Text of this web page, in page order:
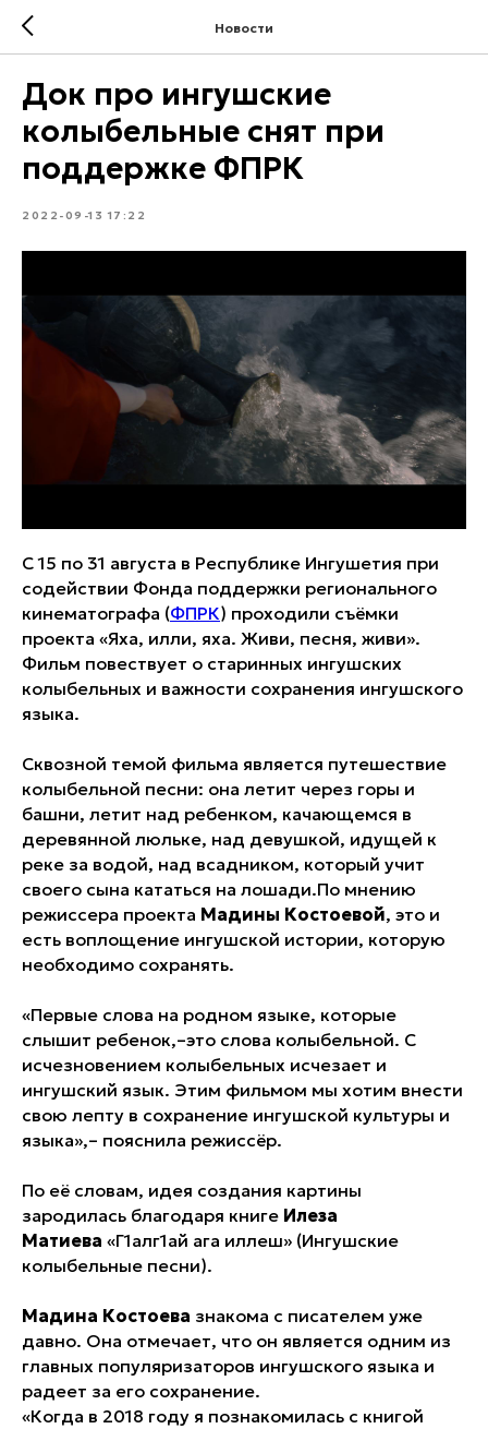
Новости
Док про ингушские
колыбельные снят при
поддержке ФПРК
2022-09-13 17:22
С 15 по 31 августа в Республике Ингушетия при
содействии Фонда поддержки регионального
кинематографа (ФПРК) проходили съёмки
проекта «Яха, илли, яха. Живи, песня, живи».
Фильм повествует о старинных ингушских
колыбельных и важности сохранения ингушского
языка.
Сквозной темой фильма является путешествие
колыбельной песни: она летит через горы и
башни, летит над ребенком, качающемся в
деревянной люльке, над девушкой, идущей к
реке за водой, над всадником, который учит
своего сына кататься на лошади.По мнению
режиссера проекта Мадины Костоевой, это и
есть воплощение ингушской истории, которую
необходимо сохранять.
«Первые слова на родном языке, которые
слышит ребенок,–это слова колыбельной. С
исчезновением колыбельных исчезает и
ингушский язык. Этим фильмом мы хотим внести
свою лепту в сохранение ингушской культуры и
языка»,– пояснила режиссёр.
По её словам, идея создания картины
зародилась благодаря книге Илеза
Матиева «Г1алг1ай ага иллеш» (Ингушские
колыбельные песни).
Мадина Костоева знакома с писателем уже
давно. Она отмечает, что он является одним из
главных популяризаторов ингушского языка и
радеет за его сохранение.
«Когда в 2018 году я познакомилась с книгой